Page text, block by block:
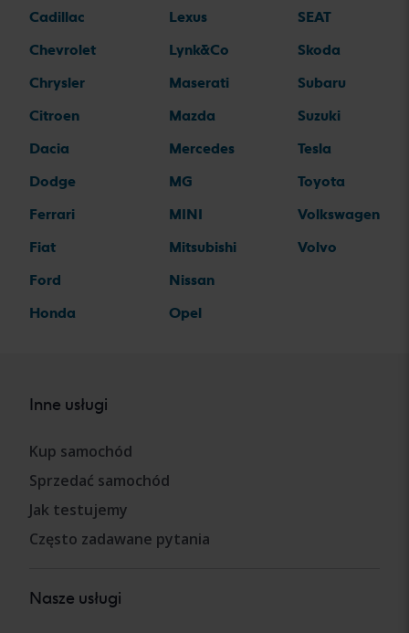
Cadillac
Chevrolet
Chrysler
Citroen
Dacia
Dodge
Ferrari
Fiat
Ford
Honda
Lexus
Lynk&Co
Maserati
Mazda
Mercedes
MG
MINI
Mitsubishi
Nissan
Opel
SEAT
Skoda
Subaru
Suzuki
Tesla
Toyota
Volkswagen
Volvo
Inne usługi
Kup samochód
Sprzedać samochód
Jak testujemy
Często zadawane pytania
Nasze usługi